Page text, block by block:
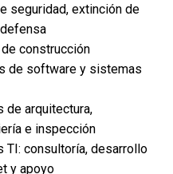
seguridad, extinción de
construcción
de software y sistemas
de arquitectura,
e inspección
TI: consultoría, desarrollo
y apoyo